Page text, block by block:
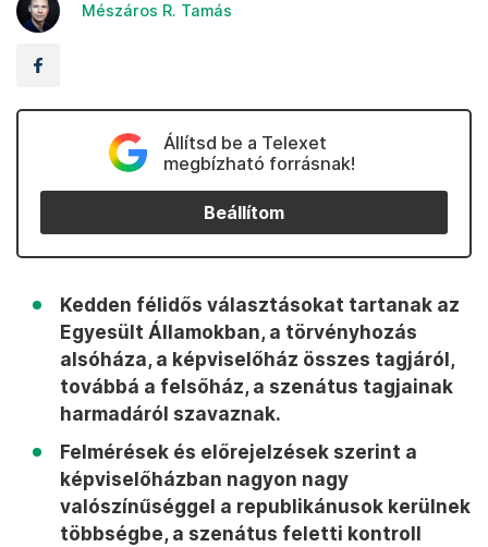
Mészáros R. Tamás
Állítsd be a Telexet
megbízható forrásnak!
Beállítom
Kedden félidős választásokat tartanak az
Egyesült Államokban, a törvényhozás
alsóháza, a képviselőház összes tagjáról,
továbbá a felsőház, a szenátus tagjainak
harmadáról szavaznak.
Felmérések és előrejelzések szerint a
képviselőházban nagyon nagy
valószínűséggel a republikánusok kerülnek
többségbe, a szenátus feletti kontroll